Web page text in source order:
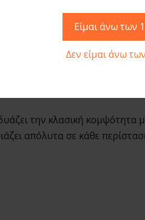
Είμαι άνω των
Δεν είμαι άνω
ίνες υψηλής
χωρίς ενοχλήσεις.
την κλασική κομψότητα
απόλυτα σε κάθε